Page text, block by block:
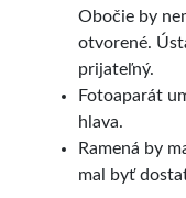
Obočie by
otvorené.
prijateľný.
Fotoaparát
hlava.
Ramená by
mal byť